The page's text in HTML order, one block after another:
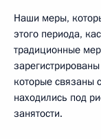
Наши меры,
этого периода,
традиционные
которые связаны
находились под
занятости.